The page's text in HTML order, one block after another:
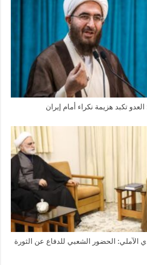
تكبد هزيمة نكراء أمام إيران
الآملي: الحضور الشعبي للدفاع عن الثورة